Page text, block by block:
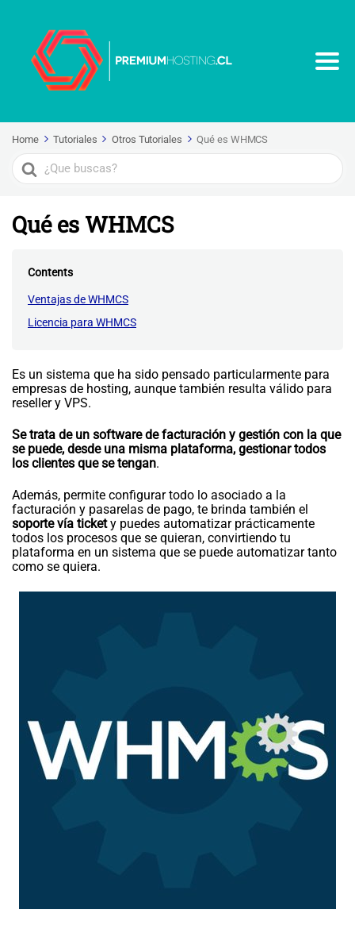
Home Tutoriales Otros Tutoriales Qué es WHMCS
Search
For
Qué es WHMCS
Contents
Ventajas de WHMCS
Licencia para WHMCS
Es un sistema que ha sido pensado particularmente para
empresas de hosting, aunque también resulta válido para
reseller y VPS.
Se trata de un software de facturación y gestión con la que
se puede, desde una misma plataforma, gestionar todos
los clientes que se tengan.
Además, permite configurar todo lo asociado a la
facturación y pasarelas de pago, te brinda también el
soporte vía tickety puedes automatizar prácticamente
todos los procesos que se quieran, convirtiendo tu
plataforma en un sistema que se puede automatizar tanto
como se quiera.